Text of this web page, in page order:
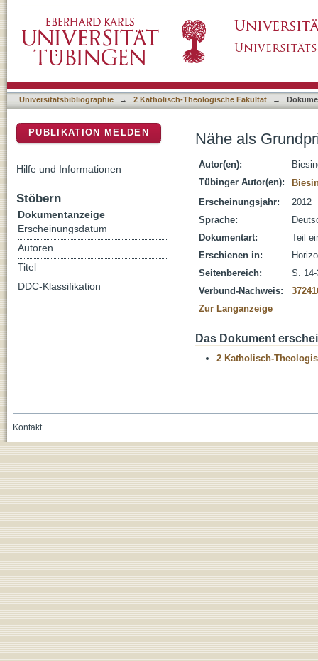
Universitätsbibliographie → 2 Katholisch-Theologische Fakultät →
Nähe als
Autor(en):
Tübinger Autor(en):
Erscheinungsjahr:
2012
Sprache:
Dokumentart:
Teil
Erschienen in:
Seitenbereich:
S. 14-
Verbund-Nachweis:
Zur Langanzeige
Das Dokument
2 Katholisch-
PUBLIKATION MELDEN
Hilfe und Informationen
Stöbern
Dokumentanzeige
Erscheinungsdatum
Autoren
Titel
DDC-Klassifikation
Kontakt